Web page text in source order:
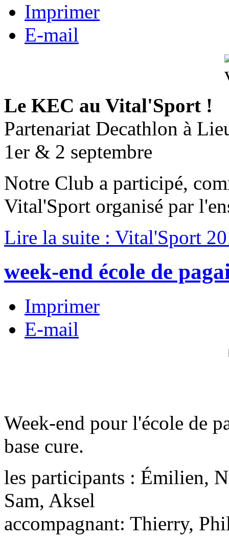
Imprimer
E-mail
Le KEC au Vital'Sport !
Partenariat Decathlon à
1er & 2 septembre
Notre Club a participé,
Vital'Sport organisé par
Lire la suite : Vital'Sport
week-end école de
Imprimer
E-mail
Week-end pour l'école de
base cure.
les participants : Émilien,
Sam, Aksel
accompagnant: Thierry,